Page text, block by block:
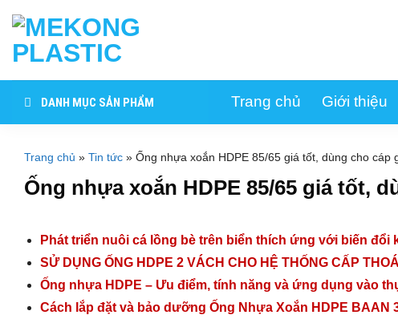
content
DANH MỤC SẢN PHẨM Trang chủ Giới thiệu
Trang chủ » Tin tức » Ống nhựa xoắn HDPE 85/65 giá tốt, dùng cho cáp
Ống nhựa xoắn HDPE 85/65 giá tốt,
Phát triển nuôi cá lồng bè trên biển thích ứng với biến đổi
SỬ DỤNG ỐNG HDPE 2 VÁCH CHO HỆ THỐNG CẤP
Ống nhựa HDPE – Ưu điểm, tính năng và ứng dụng vào
Cách lắp đặt và bảo dưỡng Ống Nhựa Xoắn HDPE BAAN